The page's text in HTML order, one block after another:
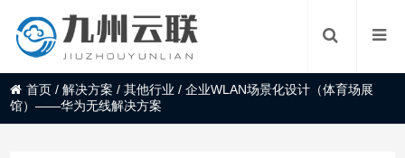
首页 /解决方案 /其他行业 /企业WLAN场景化设计（体育场展
馆）——华为无线解决方案